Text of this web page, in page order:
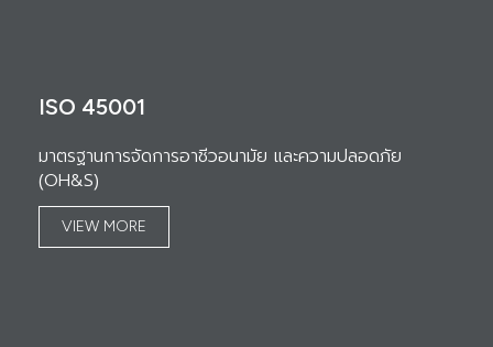
ISO 45001
มาตรฐานการจัดการอาชีวอนามัย และความปลอดภัย
(OH&S)
VIEW MORE